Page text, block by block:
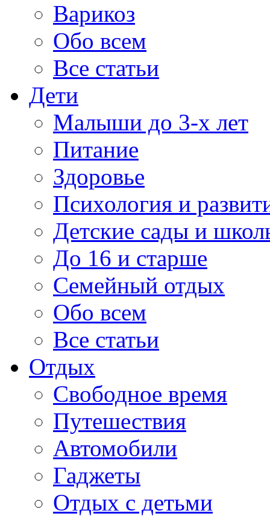
Варикоз
Обо всем
Все статьи
Дети
Малыши до 3-х лет
Питание
Здоровье
Психология и
Детские сады и
До 16 и старше
Семейный отдых
Обо всем
Все статьи
Отдых
Свободное время
Путешествия
Автомобили
Гаджеты
Отдых с детьми